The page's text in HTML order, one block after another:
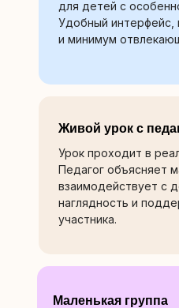
для детей с
Удобный интерфейс,
и минимум
Урок проходит в
Педагог объясняет
взаимодействует с
наглядность и
участника.
Живой урок с
Маленькая группа